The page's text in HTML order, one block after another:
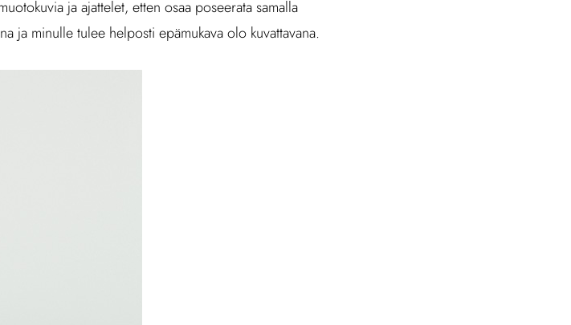
ja ajattelet, etten osaa poseerata samalla
ja minulle tulee helposti epämukava olo kuvattavana.